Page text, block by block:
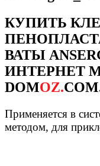
КУПИТЬ
ВАТЫ
ИНТЕРНЕТ
DOMOZ.
Применяется в
методом, для